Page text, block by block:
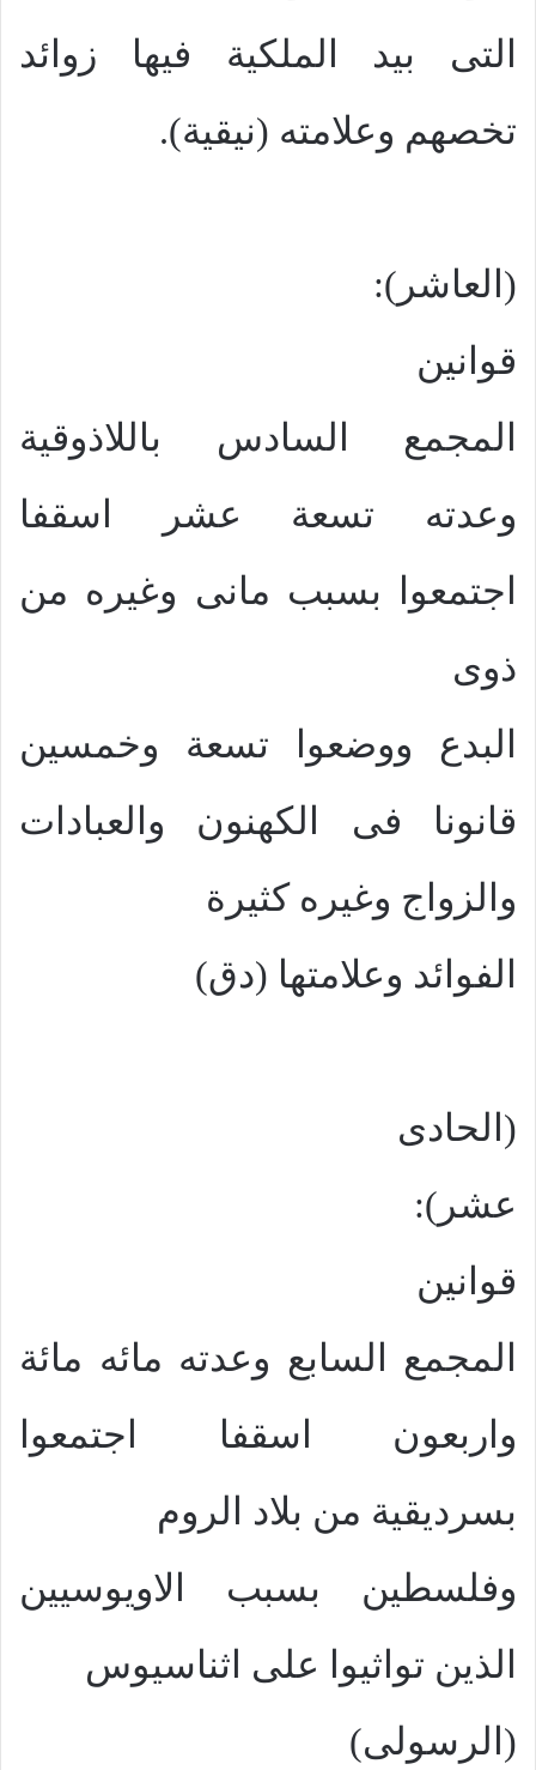
التى بيد الملكية فيها زوائد
تخصهم وعلامته (نيقية).
(العاشر):
قوانين
المجمع السادس باللاذوقية
وعدته تسعة عشر اسقفا
اجتمعوا بسبب مانى وغيره من
ذوى
البدع ووضعوا تسعة وخمسين
قانونا فى الكهنون والعبادات
والزواج وغيره كثيرة
الفوائد وعلامتها (دق)
(الحادى
عشر):
قوانين
المجمع السابع وعدته مائه مائة
واربعون اسقفا اجتمعوا
بسرديقية من بلاد الروم
وفلسطين بسبب الاويوسيين
الذين تواثيوا على اثناسيوس
(الرسولى)